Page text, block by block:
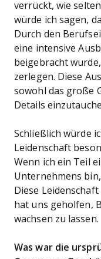
verrückt, wie
würde ich sagen,
Durch den
eine intensive
beigebracht
zerlegen. Diese
sowohl das große
Details
Schließlich würde
Leidenschaft
Wenn ich ein Teil
Unternehmens
Diese
hat uns geholfen,
wachsen zu lassen.
Was war die